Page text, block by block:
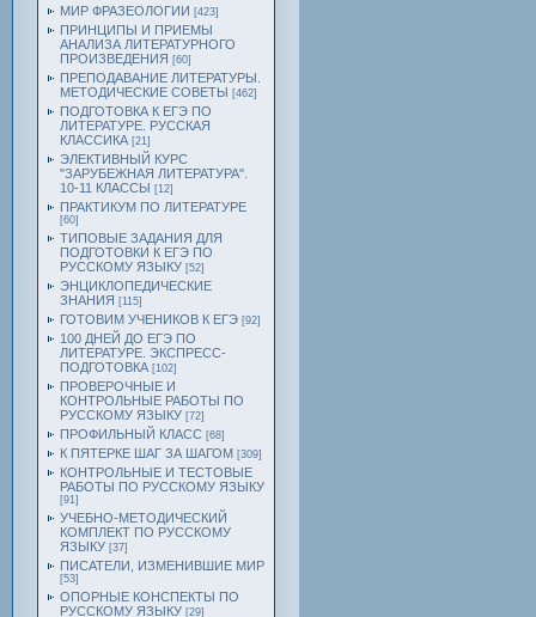
МИР ФРАЗЕОЛОГИИ [423]
ПРИНЦИПЫ И ПРИЕМЫ
АНАЛИЗА ЛИТЕРАТУРНОГО
ПРОИЗВЕДЕНИЯ [60]
ПРЕПОДАВАНИЕ ЛИТЕРАТУРЫ.
МЕТОДИЧЕСКИЕ СОВЕТЫ [462]
ПОДГОТОВКА К ЕГЭ ПО
ЛИТЕРАТУРЕ. РУССКАЯ
КЛАССИКА [21]
ЭЛЕКТИВНЫЙ КУРС
"ЗАРУБЕЖНАЯ ЛИТЕРАТУРА".
10-11 КЛАССЫ [12]
ПРАКТИКУМ ПО ЛИТЕРАТУРЕ
[60]
ТИПОВЫЕ ЗАДАНИЯ ДЛЯ
ПОДГОТОВКИ К ЕГЭ ПО
РУССКОМУ ЯЗЫКУ [52]
ЭНЦИКЛОПЕДИЧЕСКИЕ
ЗНАНИЯ [115]
ГОТОВИМ УЧЕНИКОВ К ЕГЭ [92]
100 ДНЕЙ ДО ЕГЭ ПО
ЛИТЕРАТУРЕ. ЭКСПРЕСС-
ПОДГОТОВКА [102]
ПРОВЕРОЧНЫЕ И
КОНТРОЛЬНЫЕ РАБОТЫ ПО
РУССКОМУ ЯЗЫКУ [72]
ПРОФИЛЬНЫЙ КЛАСС [68]
К ПЯТЕРКЕ ШАГ ЗА ШАГОМ [309]
КОНТРОЛЬНЫЕ И ТЕСТОВЫЕ
РАБОТЫ ПО РУССКОМУ ЯЗЫКУ
[91]
УЧЕБНО-МЕТОДИЧЕСКИЙ
КОМПЛЕКТ ПО РУССКОМУ
ЯЗЫКУ [37]
ПИСАТЕЛИ, ИЗМЕНИВШИЕ МИР
[53]
ОПОРНЫЕ КОНСПЕКТЫ ПО
РУССКОМУ ЯЗЫКУ [29]